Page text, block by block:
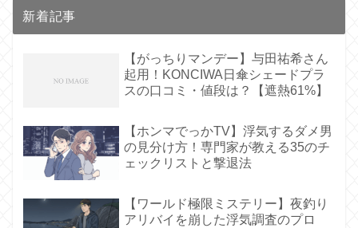
新着記事
【がっちりマンデー】与田祐希さん
起用！KONCIWA日傘シェードプラ
スの口コミ・値段は？【遮熱61%】
【ホンマでっかTV】浮気するダメ男
の見分け方！専門家が教える35のチ
ェックリストと撃退法
【ワールド極限ミステリー】夜釣り
アリバイを崩した浮気調査のプロ